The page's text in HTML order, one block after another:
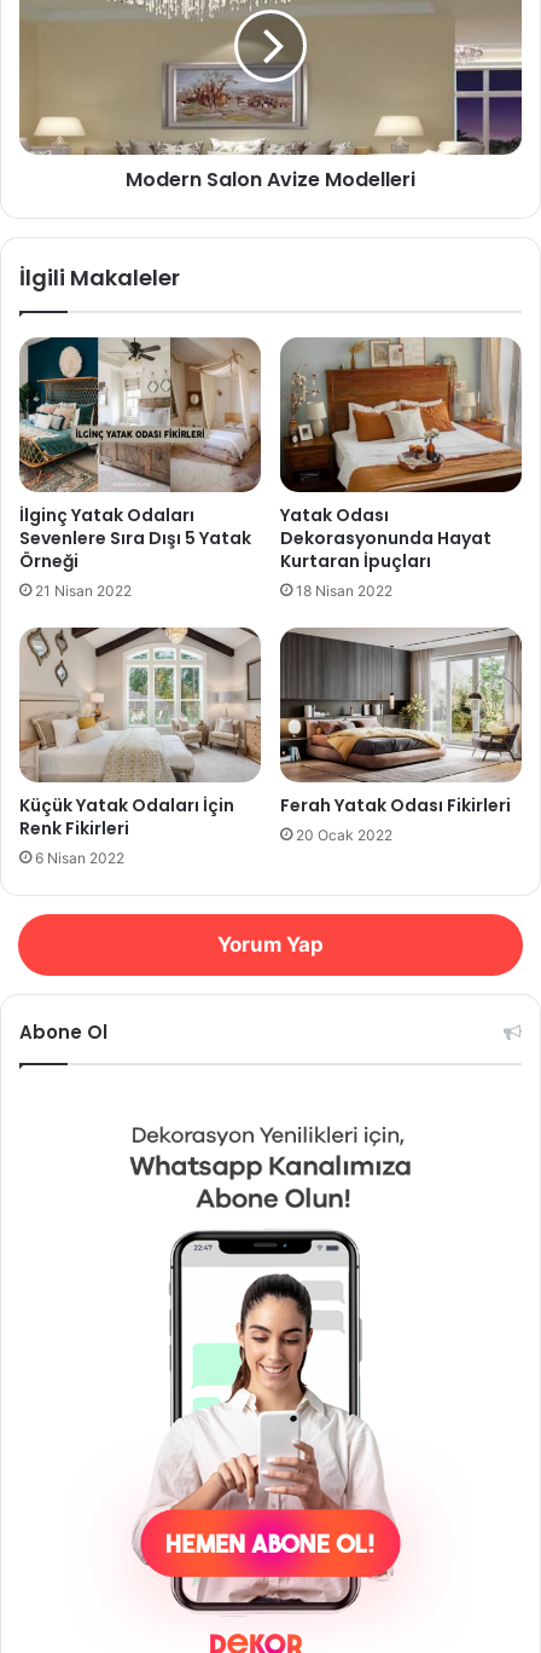
Modern Salon Avize Modelleri
İlgili Makaleler
İlginç Yatak Odaları
Sevenlere Sıra Dışı 5 Yatak
Örneği
21 Nisan 2022
Yatak Odası
Dekorasyonunda Hayat
Kurtaran İpuçları
18 Nisan 2022
Küçük Yatak Odaları İçin
Renk Fikirleri
6 Nisan 2022
Ferah Yatak Odası Fikirleri
20 Ocak 2022
Yorum Yap
Abone Ol